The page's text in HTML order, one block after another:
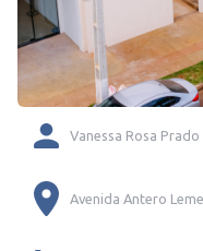
Vanessa Rosa Prado
Avenida Antero